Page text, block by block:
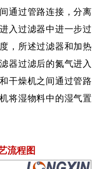
通过管路连接，分离
入过滤器中进一步过
，所述过滤器和加热
器过滤后的氮气进入
干燥机之间通过管路
将湿物料中的湿气置
流程图